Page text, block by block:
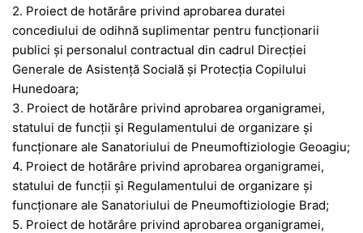
2. Proiect de hotărâre privind aprobarea duratei
concediului de odihnă suplimentar pentru funcționarii
publici și personalul contractual din cadrul Direcției
Generale de Asistență Socială și Protecția Copilului
Hunedoara;
3. Proiect de hotărâre privind aprobarea organigramei,
statului de funcții și Regulamentului de organizare și
funcționare ale Sanatoriului de Pneumoftiziologie Geoagiu;
4. Proiect de hotărâre privind aprobarea organigramei,
statului de funcții și Regulamentului de organizare și
funcționare ale Sanatoriului de Pneumoftiziologie Brad;
5. Proiect de hotărâre privind aprobarea organigramei,